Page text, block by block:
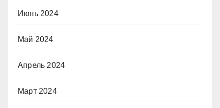
Июнь 2024
Май 2024
Апрель 2024
Март 2024